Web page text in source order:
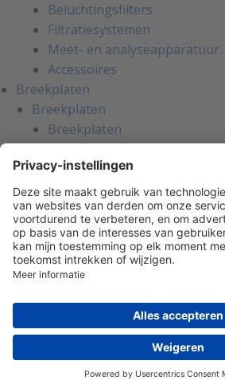
Beluchtingsfilters
Filtratiesystemen
Meet- en analyseapparatuur
Accessoires
Breekplaten
Breekplaten
Breekplaten
Houders voor breekplaten
Breekdetectie
Explosiepanelen
Accessoires voor breekplaten
Gas- en vlamdetectie
Draagbare gasdetectie
Stationaire gasdetectie
Zuurstof (O2)
Brandbaar (LEL)
Overige gassen